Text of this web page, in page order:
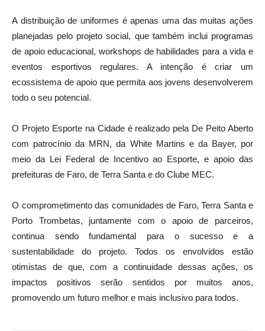
A distribuição de uniformes é apenas uma das muitas ações
planejadas pelo projeto social, que também inclui programas
de apoio educacional, workshops de habilidades para a vida e
eventos esportivos regulares. A intenção é criar um
ecossistema de apoio que permita aos jovens desenvolverem
todo o seu potencial.
O Projeto Esporte na Cidade é realizado pela De Peito Aberto
com patrocínio da MRN, da White Martins e da Bayer, por
meio da Lei Federal de Incentivo ao Esporte, e apoio das
prefeituras de Faro, de Terra Santa e do Clube MEC.
O comprometimento das comunidades de Faro, Terra Santa e
Porto Trombetas, juntamente com o apoio de parceiros,
continua sendo fundamental para o sucesso e a
sustentabilidade do projeto. Todos os envolvidos estão
otimistas de que, com a continuidade dessas ações, os
impactos positivos serão sentidos por muitos anos,
promovendo um futuro melhor e mais inclusivo para todos.